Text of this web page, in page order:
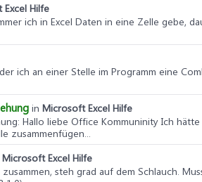
Hilfe
ich in Excel Daten in eine Zelle gebe,
ich an einer Stelle im Programm eine
in Microsoft Excel Hilfe
: Hallo liebe Office Kommuninity Ich
zusammenfügen...
Microsoft Excel Hilfe
zusammen, steh grad auf dem Schlauch.